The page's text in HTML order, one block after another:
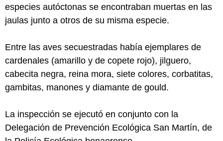
especies autóctonas se encontraban muertas en las
jaulas junto a otros de su misma especie.
Entre las aves secuestradas había ejemplares de
cardenales (amarillo y de copete rojo), jilguero,
cabecita negra, reina mora, siete colores, corbatitas,
gambitas, manones y diamante de gould.
La inspección se ejecutó en conjunto con la
Delegación de Prevención Ecológica San Martín, de